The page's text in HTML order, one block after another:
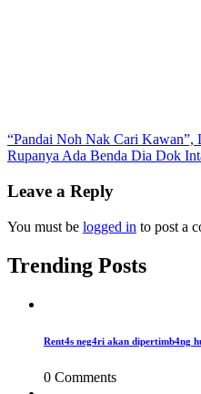
Post
navigation
“Pandai Noh Nak Cari
Rupanya Ada Benda Dia Dok
Leave a Reply
You must be logged in to post a
Trending Posts
Rent4s neg4ri akan dipertimb4ng
0 Comments